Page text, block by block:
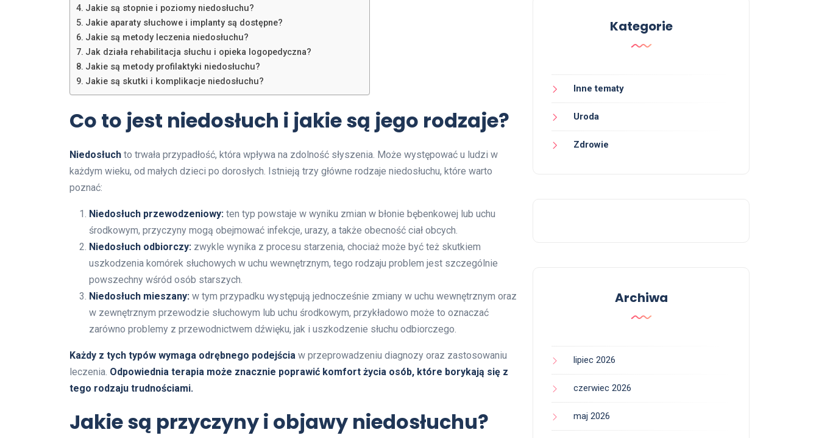
Jakie są stopnie i poziomy niedosłuchu?
Jakie aparaty słuchowe i implanty są dostępne?
Jakie są metody leczenia niedosłuchu?
Jak działa rehabilitacja słuchu i opieka logopedyczna?
Jakie są metody profilaktyki niedosłuchu?
Jakie są skutki i komplikacje niedosłuchu?
Co to jest niedosłuch i jakie są jego rodzaje?
Niedosłuch to trwała przypadłość, która wpływa na zdolność słyszenia. Może występować u ludzi w
każdym wieku, od małych dzieci po dorosłych. Istnieją trzy główne rodzaje niedosłuchu, które warto
poznać:
Niedosłuch przewodzeniowy: ten typ powstaje w wyniku zmian w błonie bębenkowej lub uchu
środkowym, przyczyny mogą obejmować infekcje, urazy, a także obecność ciał obcych.
Niedosłuch odbiorczy: zwykle wynika z procesu starzenia, chociaż może być też skutkiem
uszkodzenia komórek słuchowych w uchu wewnętrznym, tego rodzaju problem jest szczególnie
powszechny wśród osób starszych.
Niedosłuch mieszany: w tym przypadku występują jednocześnie zmiany w uchu wewnętrznym oraz
w zewnętrznym przewodzie słuchowym lub uchu środkowym, przykładowo może to oznaczać
zarówno problemy z przewodnictwem dźwięku, jak i uszkodzenie słuchu odbiorczego.
Każdy z tych typów wymaga odrębnego podejścia w przeprowadzeniu diagnozy oraz zastosowaniu
leczenia. Odpowiednia terapia może znacznie poprawić komfort życia osób, które borykają się z
tego rodzaju trudnościami.
Jakie są przyczyny i objawy niedosłuchu?
Kategorie
Inne tematy
Uroda
Zdrowie
Archiwa
lipiec 2026
czerwiec 2026
maj 2026